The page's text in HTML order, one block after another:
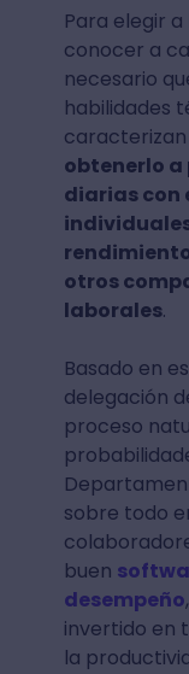
Para elegir
conocer a
necesario
habilidades
obtenerlo
diarias con
otros
laborales.
Basado en
delegación
proceso
sobre todo
buen
desempeño
invertido en
la